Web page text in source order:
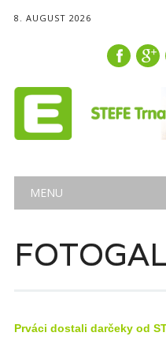
8. AUGUST 2026
Main menu
MENU
Prváci dostali darčeky od